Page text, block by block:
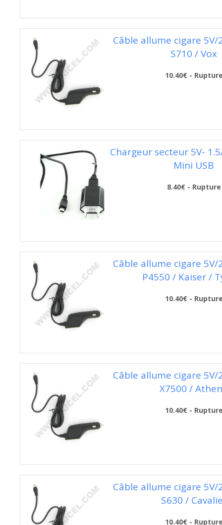
Câble allume cigare 5V/
S710 / Vox
10.40€ -
Chargeur secteur 5V-
Mini USB
8.40€ - Rupture
Câble allume cigare 5V/
P4550 / Kaiser /
10.40€ -
Câble allume cigare 5V/
X7500 /
10.40€ -
Câble allume cigare 5V/
S630 /
10.40€ -